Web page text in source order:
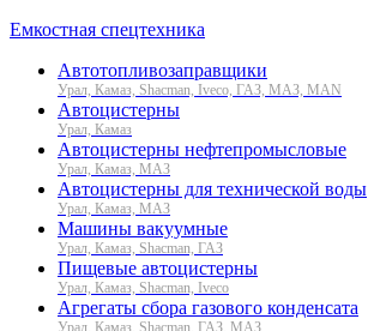
Емкостная спецтехника
Автотопливозаправщики
Урал, Камаз, Shacman, Iveco, ГАЗ, МАЗ, MAN
Автоцистерны
Урал, Камаз
Автоцистерны нефтепромысловые
Урал, Камаз, МАЗ
Автоцистерны для технической воды
Урал, Камаз, МАЗ
Машины вакуумные
Урал, Камаз, Shacman, ГАЗ
Пищевые автоцистерны
Урал, Камаз, Shacman, Iveco
Агрегаты сбора газового конденсата
Урал, Камаз, Shacman, ГАЗ, МАЗ